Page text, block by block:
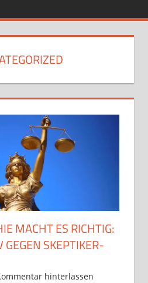
MACHT ES RICHTIG:
GEGEN SKEPTIKER-
J. Becker
hinterlassen